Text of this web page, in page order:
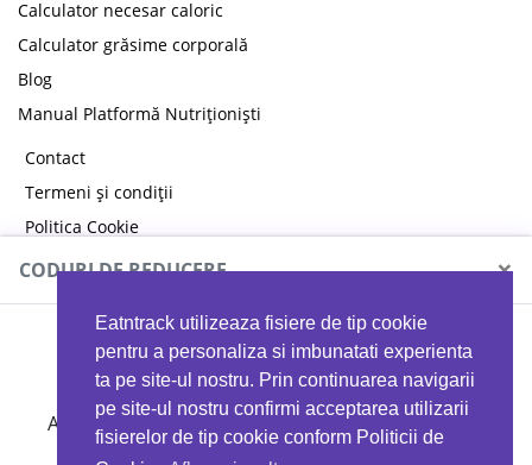
Eatntrack utilizeaza fisiere de tip cookie
pentru a personaliza si imbunatati experienta
ta pe site-ul nostru. Prin continuarea navigarii
pe site-ul nostru confirmi acceptarea utilizarii
fisierelor de tip cookie conform Politicii de
Calculator necesar caloric
Calculator grăsime corporală
Blog
Manual Platformă Nutriționiști
Contact
Termeni și condiții
Politica Cookie
Politica de confidențialitate
CODURI DE REDUCERE ×
MYPROTEIN
Ai 40%reducere la orice comandă folosind codul
EATTRACK